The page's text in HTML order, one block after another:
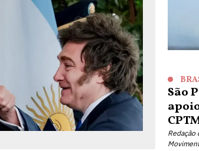
São
Redação